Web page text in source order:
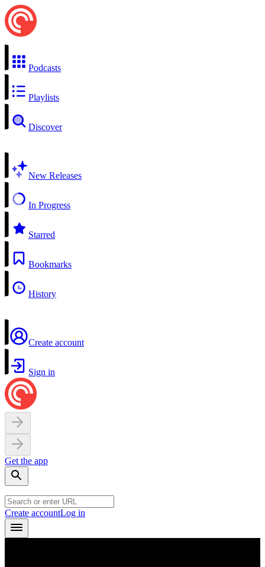
Podcasts
Playlists
Discover
New Releases
In Progress
Starred
Bookmarks
History
Create account
Sign in
Get the app
Create accountLog in